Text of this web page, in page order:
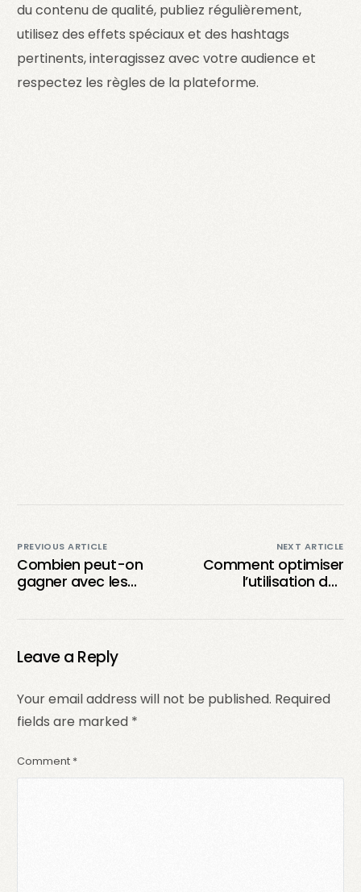
du contenu de qualité, publiez régulièrement,
utilisez des effets spéciaux et des hashtags
pertinents, interagissez avec votre audience et
respectez les règles de la plateforme.
PREVIOUS ARTICLE
Combien peut-on
gagner avec les
analyse des revenus
NEXT ARTICLE
Comment optimiser
l’utilisation des
pour dynamiser vos
Leave a Reply
Your email address will not be published. Required
fields are marked *
Comment *